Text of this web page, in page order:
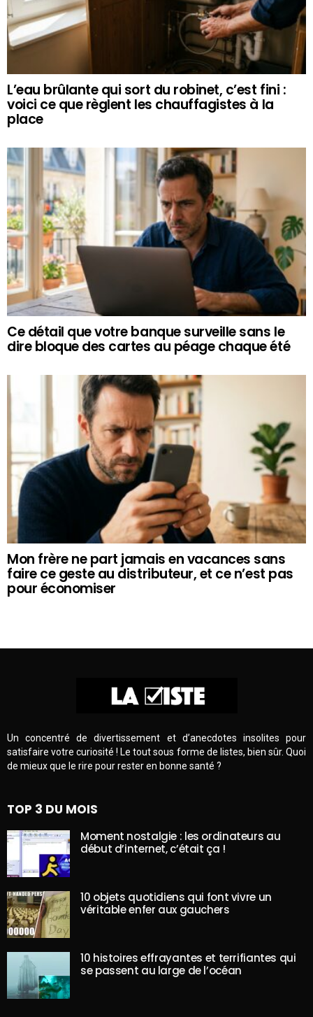
L’eau brûlante qui sort du robinet, c’est fini :
voici ce que règlent les chauffagistes à la
place
Ce détail que votre banque surveille sans le
dire bloque des cartes au péage chaque été
Mon frère ne part jamais en vacances sans
faire ce geste au distributeur, et ce n’est pas
pour économiser
Un concentré de divertissement et d’anecdotes insolites pour
satisfaire votre curiosité ! Le tout sous forme de listes, bien sûr. Quoi
de mieux que le rire pour rester en bonne santé ?
TOP 3 DU MOIS
Moment nostalgie : les ordinateurs au
début d’internet, c’était ça !
10 objets quotidiens qui font vivre un
véritable enfer aux gauchers
10 histoires effrayantes et terrifiantes qui
se passent au large de l’océan